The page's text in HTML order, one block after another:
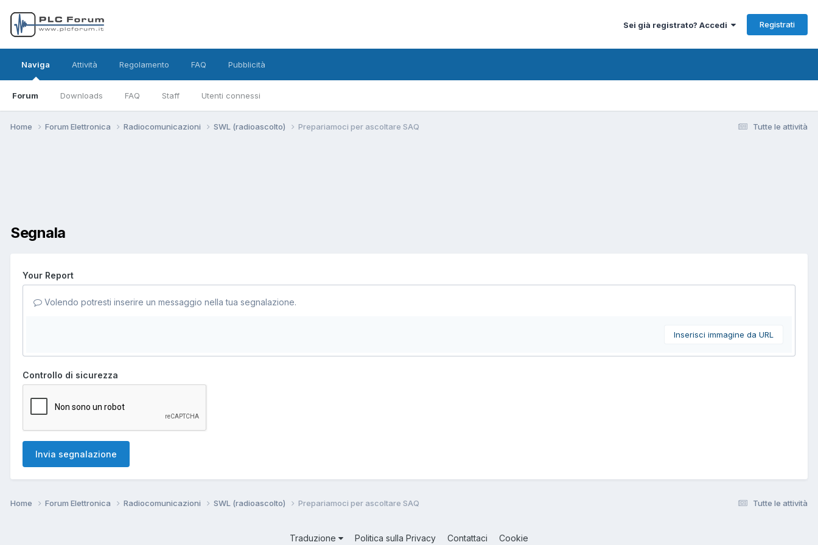
Sei già registrato? Accedi Registrati
Naviga
Forum Downloads FAQ Staff Utenti connessi
Attività Regolamento FAQ Pubblicità
Tutte le attività
Home Forum Elettronica Radiocomunicazioni SWL (radioascolto) Prepariamoci per ascoltare SAQ
Segnala
Your Report
Volendo potresti inserire un messaggio nella tua segnalazione.
Inserisci immagine da URL
Controllo di sicurezza
Invia segnalazione
Tutte le attività
Home Forum Elettronica Radiocomunicazioni SWL (radioascolto) Prepariamoci per ascoltare SAQ
Traduzione Politica sulla Privacy Contattaci Cookie